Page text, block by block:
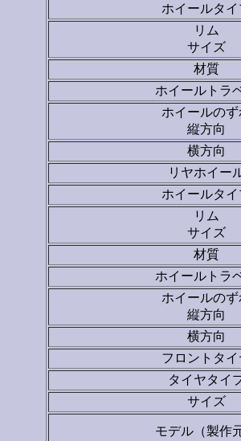
ホイールタイ
リム
サイズ
材質
ホイールトラ
ホイールのず
縦方向
横方向
リヤホイー
ホイールタイ
リム
サイズ
材質
ホイールトラ
ホイールのず
縦方向
横方向
フロントタイ
タイヤタイ
サイズ
モデル（製作